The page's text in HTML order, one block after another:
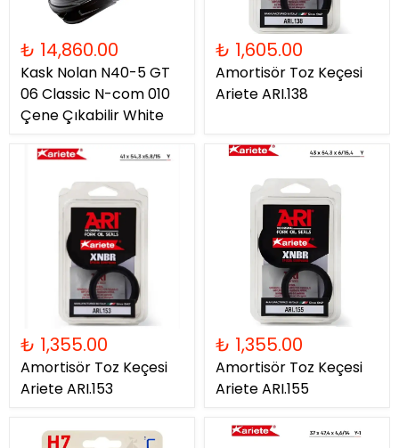
₺ 14,860.00
Kask Nolan N40-5 GT
06 Classic N-com 010
Çene Çıkabilir White
₺ 1,605.00
Amortisör Toz Keçesi
Ariete ARI.138
₺ 1,355.00
Amortisör Toz Keçesi
Ariete ARI.153
₺ 1,355.00
Amortisör Toz Keçesi
Ariete ARI.155